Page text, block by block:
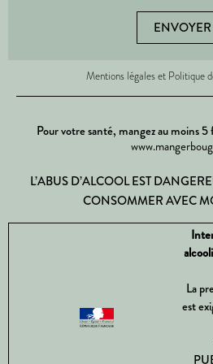
ENVOYER
Mentions légales et Politique
Pour votre santé, mangez au moins
L’ABUS D’ALCOOL EST
CONSOMMER AVEC
La
est